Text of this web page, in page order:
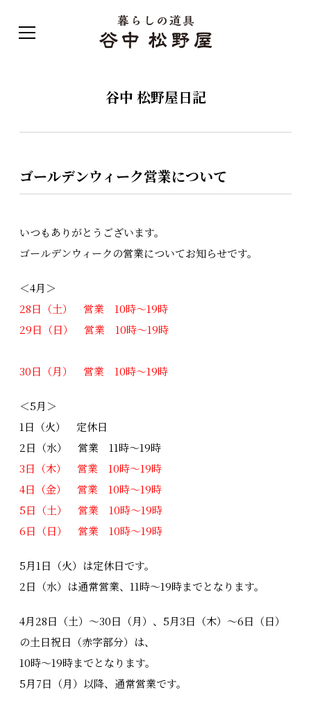
谷中 松野屋日記
ゴールデンウィーク営業について
いつもありがとうございます。
ゴールデンウィークの営業についてお知らせです。
＜4月＞
28日（土） 営業 10時～19時
29日（日） 営業 10時～19時
30日（月） 営業 10時～19時
＜5月＞
1日（火） 定休日
2日（水） 営業 11時～19時
3日（木） 営業 10時～19時
4日（金） 営業 10時～19時
5日（土） 営業 10時～19時
6日（日） 営業 10時～19時
5月1日（火）は定休日です。
2日（水）は通常営業、11時～19時までとなります。
4月28日（土）～30日（月）、5月3日（木）～6日（日）
の土日祝日（赤字部分）は、
10時～19時までとなります。
5月7日（月）以降、通常営業です。